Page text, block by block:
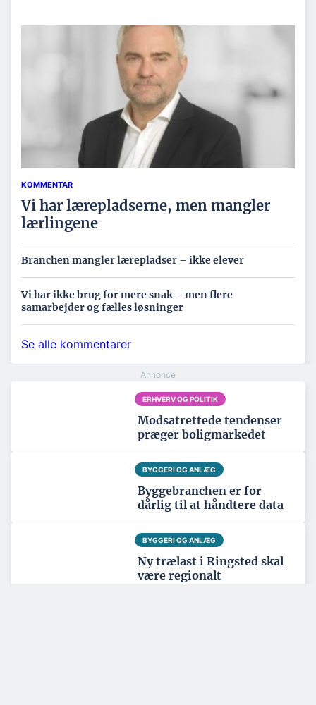
KOMMENTAR
Vi har lærepladserne, men mangler
lærlingene
Branchen mangler lærepladser – ikke elever
Vi har ikke brug for mere snak – men flere
samarbejder og fælles løsninger
Se alle kommentarer
ERHVERV OG POLITIK
Modsatrettede tendenser
præger boligmarkedet
BYGGERI OG ANLÆG
Byggebranchen er for
dårlig til at håndtere data
BYGGERI OG ANLÆG
Ny trælast i Ringsted skal
være regionalt